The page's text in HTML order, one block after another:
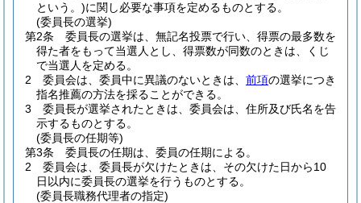
という。)に関し必要な事項を定めるものとする。
(委員長の選挙)
第2条
委員長の選挙は、無記名投票で行い、得票の最多数を
得た者をもって当選人とし、得票数が同数のときは、くじ
で当選人を定める。
2
委員会は、委員中に異議のないときは、 前項の選挙につき
指名推薦の方法を採ることができる。
3
委員長が選挙されたときは、委員会は、住所及び氏名を告
示するものとする。
(委員長の任期等)
第3条
委員長の任期は、委員の任期による。
2
委員会は、委員長が欠けたときは、その欠けた日から10
日以内に委員長の選挙を行うものとする。
(委員長職務代理者の指定)